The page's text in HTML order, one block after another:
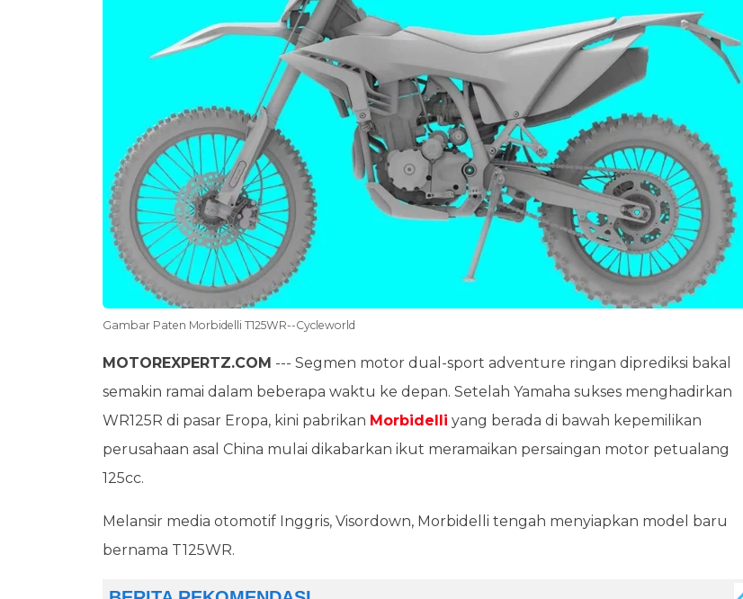
Gambar Paten Morbidelli T125WR--Cycleworld
MOTOREXPERTZ.COM --- Segmen motor dual-sport adventure ringan diprediksi bakal
semakin ramai dalam beberapa waktu ke depan. Setelah Yamaha sukses menghadirkan
WR125R di pasar Eropa, kini pabrikan Morbidelli yang berada di bawah kepemilikan
perusahaan asal China mulai dikabarkan ikut meramaikan persaingan motor petualang
125cc.
Melansir media otomotif Inggris, Visordown, Morbidelli tengah menyiapkan model baru
bernama T125WR.